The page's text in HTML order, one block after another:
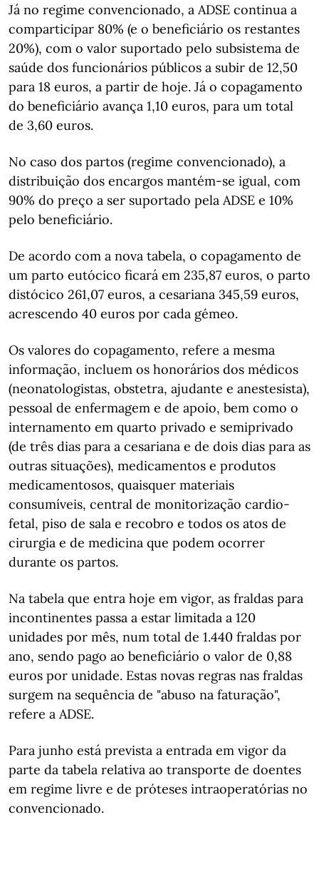
Já no regime convencionado, a ADSE continua a
comparticipar 80% (e o beneficiário os restantes
20%), com o valor suportado pelo subsistema de
saúde dos funcionários públicos a subir de 12,50
para 18 euros, a partir de hoje. Já o copagamento
do beneficiário avança 1,10 euros, para um total
de 3,60 euros.
No caso dos partos (regime convencionado), a
distribuição dos encargos mantém-se igual, com
90% do preço a ser suportado pela ADSE e 10%
pelo beneficiário.
De acordo com a nova tabela, o copagamento de
um parto eutócico ficará em 235,87 euros, o parto
distócico 261,07 euros, a cesariana 345,59 euros,
acrescendo 40 euros por cada gémeo.
Os valores do copagamento, refere a mesma
informação, incluem os honorários dos médicos
(neonatologistas, obstetra, ajudante e anestesista),
pessoal de enfermagem e de apoio, bem como o
internamento em quarto privado e semiprivado
(de três dias para a cesariana e de dois dias para as
outras situações), medicamentos e produtos
medicamentosos, quaisquer materiais
consumíveis, central de monitorização cardio-
fetal, piso de sala e recobro e todos os atos de
cirurgia e de medicina que podem ocorrer
durante os partos.
Na tabela que entra hoje em vigor, as fraldas para
incontinentes passa a estar limitada a 120
unidades por mês, num total de 1.440 fraldas por
ano, sendo pago ao beneficiário o valor de 0,88
euros por unidade. Estas novas regras nas fraldas
surgem na sequência de "abuso na faturação",
refere a ADSE.
Para junho está prevista a entrada em vigor da
parte da tabela relativa ao transporte de doentes
em regime livre e de próteses intraoperatórias no
convencionado.